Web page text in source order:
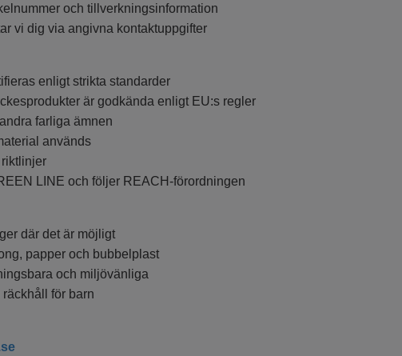
och tillverkningsinformation
vi dig via angivna kontaktuppgifter
enligt strikta standarder
är godkända enligt EU:s regler
farliga ämnen
används
LINE och följer REACH-förordningen
där det är möjligt
papper och bubbelplast
och miljövänliga
för barn